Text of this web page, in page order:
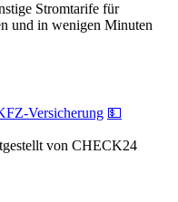
Stromtarife für
und in wenigen Minuten
Versicherung 💵
von CHECK24